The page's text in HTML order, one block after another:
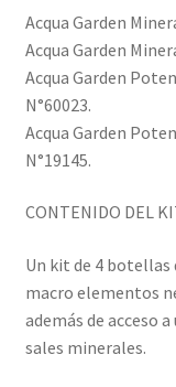
Acqua Garden
Acqua Garden
Acqua Garden
N°60023.
Acqua Garden
N°19145.
CONTENIDO DEL
Un kit de 4 botellas
macro elementos
además de acceso
sales minerales.